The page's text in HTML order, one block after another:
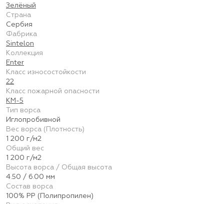
Зелёный
Страна
Сербия
Фабрика
Sintelon
Коллекция
Enter
Класс износостойкости
22
Класс пожарной опасности
КМ-5
Тип ворса
Иглопробивной
Вес ворса (Плотность)
1 200 г/м2
Общий вес
1 200 г/м2
Высота ворса / Общая высота
4.50 / 6.00 мм
Состав ворса
100% PP (Полипропилен)